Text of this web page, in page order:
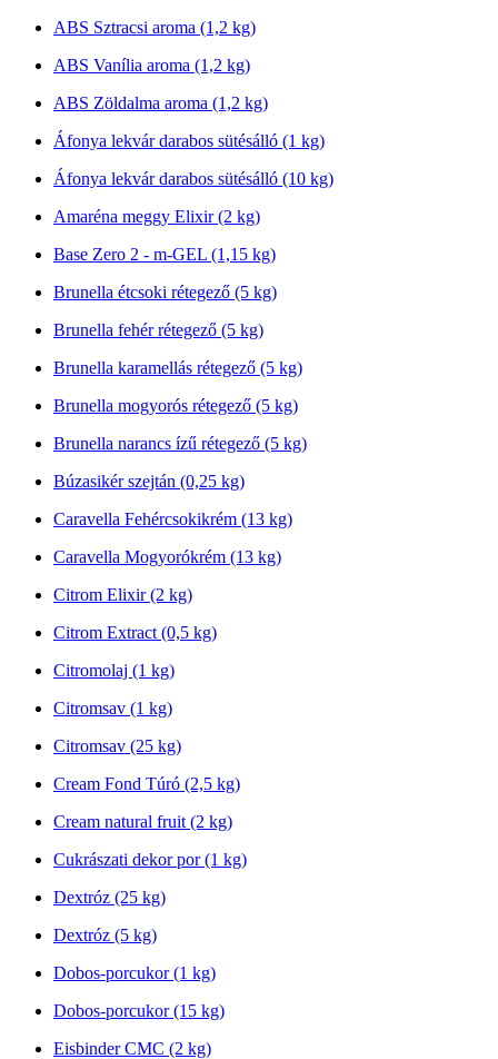
ABS Sztracsi aroma (1,2 kg)
ABS Vanília aroma (1,2 kg)
ABS Zöldalma aroma (1,2 kg)
Áfonya lekvár darabos sütésálló (1 kg)
Áfonya lekvár darabos sütésálló (10 kg)
Amaréna meggy Elixir (2 kg)
Base Zero 2 - m-GEL (1,15 kg)
Brunella étcsoki rétegező (5 kg)
Brunella fehér rétegező (5 kg)
Brunella karamellás rétegező (5 kg)
Brunella mogyorós rétegező (5 kg)
Brunella narancs ízű rétegező (5 kg)
Búzasikér szejtán (0,25 kg)
Caravella Fehércsokikrém (13 kg)
Caravella Mogyorókrém (13 kg)
Citrom Elixir (2 kg)
Citrom Extract (0,5 kg)
Citromolaj (1 kg)
Citromsav (1 kg)
Citromsav (25 kg)
Cream Fond Túró (2,5 kg)
Cream natural fruit (2 kg)
Cukrászati dekor por (1 kg)
Dextróz (25 kg)
Dextróz (5 kg)
Dobos-porcukor (1 kg)
Dobos-porcukor (15 kg)
Eisbinder CMC (2 kg)